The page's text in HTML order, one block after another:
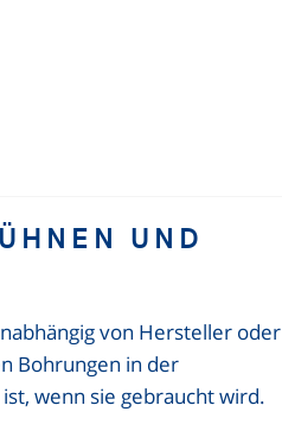
UND
von Hersteller oder
Bohrungen in der
wenn sie gebraucht wird.